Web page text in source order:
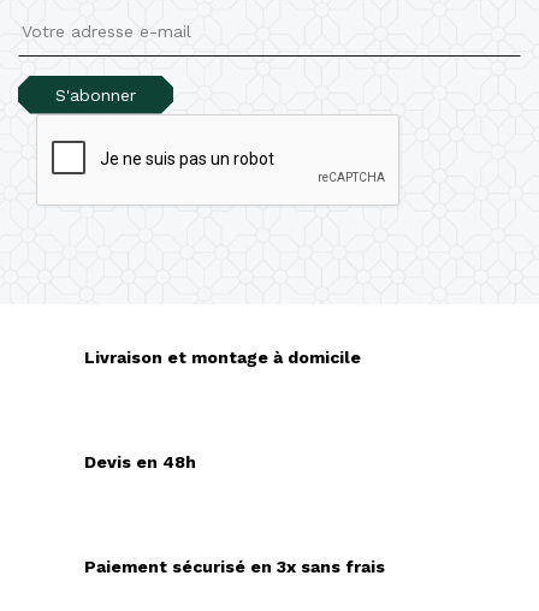
S'abonner
Livraison et montage à domicile
Devis en 48h
Paiement sécurisé en 3x sans frais